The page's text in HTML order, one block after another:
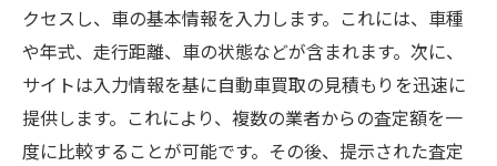
クセスし、車の基本情報を入力します。これには、車種
や年式、走行距離、車の状態などが含まれます。次に、
サイトは入力情報を基に自動車買取の見積もりを迅速に
提供します。これにより、複数の業者からの査定額を一
度に比較することが可能です。その後、提示された査定